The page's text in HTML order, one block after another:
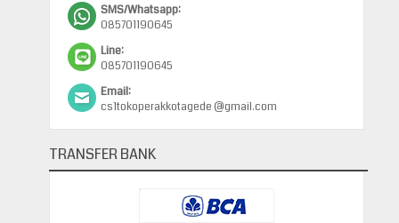
SMS/Whatsapp:
085701190645
Line:
085701190645
Email:
cs1tokoperakkotagede @gmail.com
TRANSFER BANK